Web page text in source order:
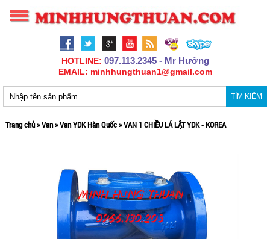
HOTLINE: 097.113.2345 - Mr Hưởng
EMAIL: minhhungthuan1@gmail.com
TÌM KIẾM
Trang chủ»Van»Van YDK Hàn Quốc»VAN 1 CHIỀU LÁ LẬT YDK - KOREA